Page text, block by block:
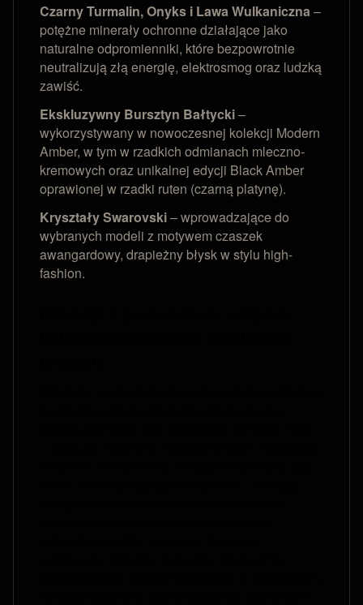
Czarny Turmalin, Onyks i Lawa Wulkaniczna –
potężne minerały ochronne działające jako
naturalne odpromienniki, które bezpowrotnie
neutralizują złą energię, elektrosmog oraz ludzką
zawiść.
Ekskluzywny Bursztyn Bałtycki–
wykorzystywany w nowoczesnej kolekcji Modern
Amber, w tym w rzadkich odmianach mleczno-
kremowych oraz unikalnej edycji Black Amber
oprawionej w rzadki ruten (czarną platynę).
Kryształy Swarovski– wprowadzające do
wybranych modeli z motywem czaszek
awangardowy, drapieżny błysk w stylu high-
fashion.